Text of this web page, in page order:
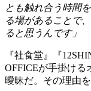
とも触れ合う時間
る場があることで
ると思うんです」
『社食堂』『
OFFICEが手掛ける
曖昧だ。その理由